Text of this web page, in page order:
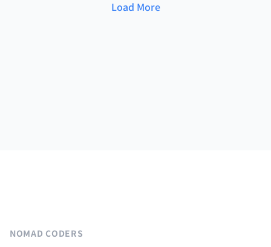
Load More
NOMAD CODERS